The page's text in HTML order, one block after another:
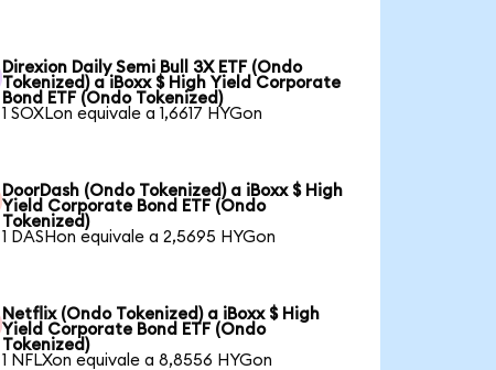
Direxion Daily Semi Bull 3X ETF (Ondo
Tokenized) a iBoxx $ High Yield Corporate
Bond ETF (Ondo Tokenized)
1 SOXLon equivale a 1,6617 HYGon
DoorDash (Ondo Tokenized) a iBoxx $ High
Yield Corporate Bond ETF (Ondo
Tokenized)
1 DASHon equivale a 2,5695 HYGon
Netflix (Ondo Tokenized) a iBoxx $ High
Yield Corporate Bond ETF (Ondo
Tokenized)
1 NFLXon equivale a 8,8556 HYGon